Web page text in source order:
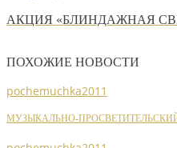
АКЦИЯ «БЛИНДАЖНАЯ
ПОХОЖИЕ НОВОСТИ
pochemuchka2011
МУЗЫКАЛЬНО-